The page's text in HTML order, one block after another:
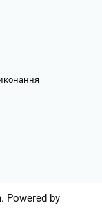
Powered by